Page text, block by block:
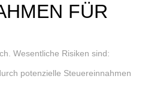
FÜR A
Wesentliche Risiken sind:
potenzielle Steuereinnahmen